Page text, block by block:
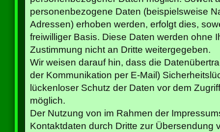
personenbezogene Daten (beispielsweise
Adressen) erhoben werden, erfolgt dies,
freiwilliger Basis. Diese Daten werden ohne
Zustimmung nicht an Dritte weitergegeben.
Wir weisen darauf hin, dass die
der Kommunikation per E-Mail)
lückenloser Schutz der Daten vor dem
möglich.
Der Nutzung von im Rahmen der
Kontaktdaten durch Dritte zur Übersendung